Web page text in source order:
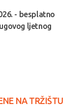
- besplatno
ljetnog
NA TRŽIŠTU